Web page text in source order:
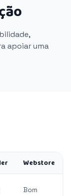
apoiar uma
Webstore
Bom